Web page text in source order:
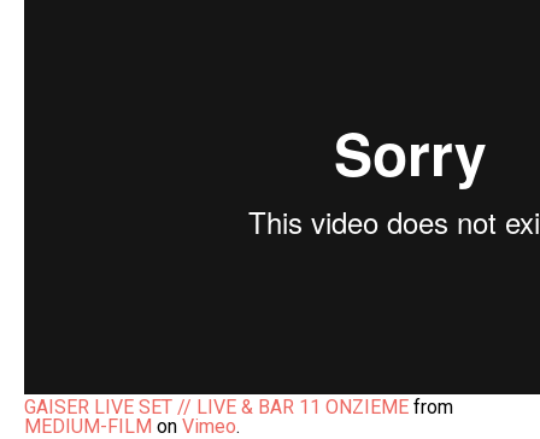
GAISER LIVE SET // LIVE & BAR 11 ONZIEME from
MEDIUM-FILM on Vimeo.